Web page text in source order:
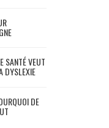
SANTÉ VEUT
DYSLEXIE
DE